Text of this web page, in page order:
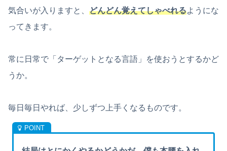
気合いが入りますと、 どんどん覚えてしゃべれるようにな
ってきます。
常に日常で「ターゲットとなる言語」を使おうとするかど
うか。
毎日毎日やれば、少しずつ上手くなるものです。